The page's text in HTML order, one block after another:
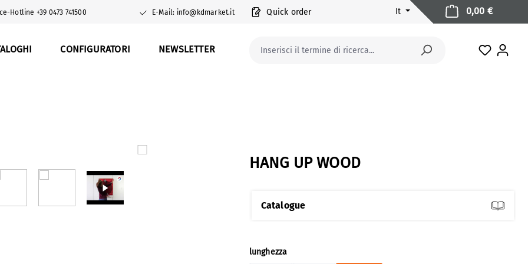
Hotline +39 0473 741500 E-Mail: info@kdmarket.it Quick order It
CONFIGURATORI NEWSLETTER Hai 0
0,00 €Il
HANG UP WOOD
Catalogue
Seleziona
lunghezza